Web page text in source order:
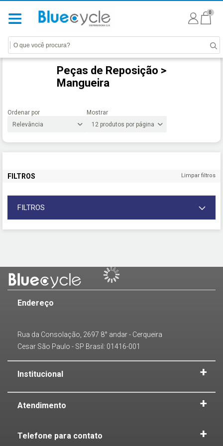
0
Peças de Reposição >
Mangueira
Ordenar por Mostrar
FILTROS Limpar filtros
FILTROS
Endereço
Rua da Consolação, 2697 8° andar - Cerqueira
Cesar São Paulo - SP Brasil: 01416-001
Institucional
Atendimento
Telefone para contato